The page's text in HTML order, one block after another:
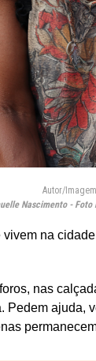
Autor/
Nascimento -
vivem na
nas
Pedem ajuda,